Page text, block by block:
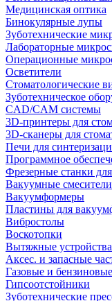
Медицинская оптика
Бинокулярные лупы
Зуботехнические
Лабораторные
Операционные
Осветители
Стоматологические
Зуботехническое
CAD/CAM системы
3D-принтеры для
3D-сканеры для
Печи для
Программное
Фрезерные станки
Вакуумные смесители
Вакуумформеры
Пластины для
Вибростолы
Воскотопки
Вытяжные устройства
Аксес. и запасные
Газовые и
Гипсоотстойники
Зуботехнические